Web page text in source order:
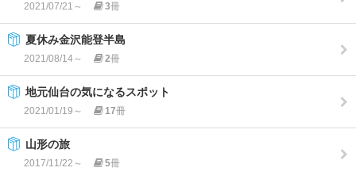
2021/07/21～ 3冊
夏休み金沢能登半島
2021/08/14～ 2冊
地元仙台の気になるスポット
2021/01/19～ 17冊
山形の旅
2017/11/22～ 5冊